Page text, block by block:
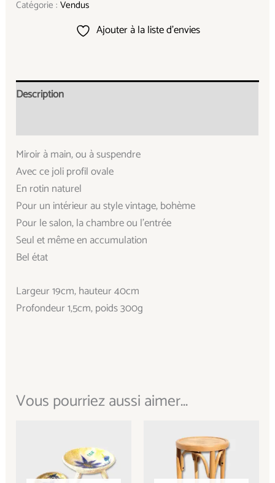
Catégorie :Vendus
Ajouter à la liste d’envies
Description
Miroir à main, ou à suspendre
Avec ce joli profil ovale
En rotin naturel
Pour un intérieur au style vintage, bohème
Pour le salon, la chambre ou l’entrée
Seul et même en accumulation
Bel état
Largeur 19cm, hauteur 40cm
Profondeur 1,5cm, poids 300g
Vous pourriez aussi aimer...